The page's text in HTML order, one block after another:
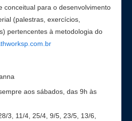
conceitual para o desenvolvimento
(palestras, exercícios,
pertencentes à metodologia do
aos sábados, das 9h às
3, 11/4, 25/4, 9/5, 23/5, 13/6,